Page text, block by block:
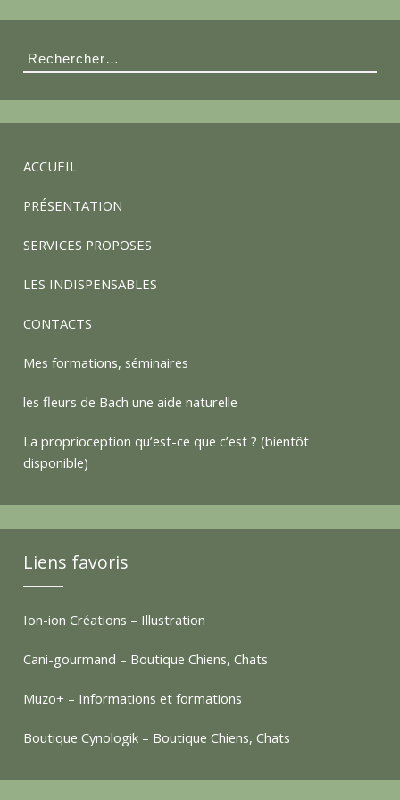
s
é
e
d
e
s
p
a
t
t
e
Rechercher :
ACCUEIL
PRÉSENTATION
SERVICES PROPOSES
LES INDISPENSABLES
CONTACTS
Mes formations, séminaires
les fleurs de Bach une aide naturelle
La proprioception qu’est-ce que c’est ? (bientôt
disponible)
Liens favoris
Ion-ion Créations – Illustration
Cani-gourmand – Boutique Chiens, Chats
Muzo+ – Informations et formations
Boutique Cynologik – Boutique Chiens, Chats